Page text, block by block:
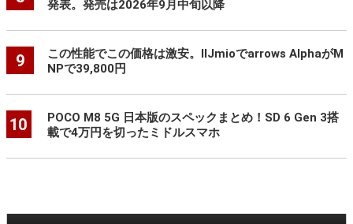
発表。発売は2026年9月中旬以降
9
この性能でこの価格は激安。IIJmioでarrows AlphaがM
NPで39,800円
10
POCO M8 5G 日本版のスペックまとめ！SD 6 Gen 3搭
載で4万円を切ったミドルスマホ